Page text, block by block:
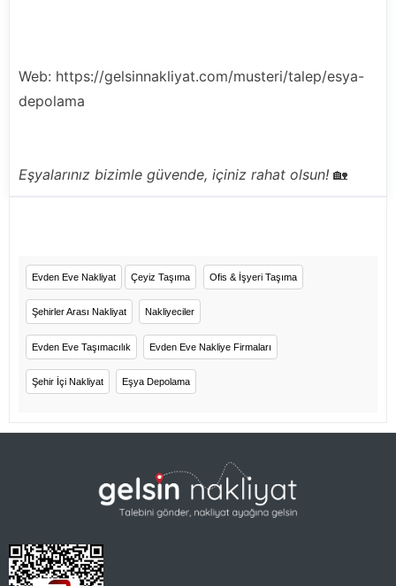
Web: https://gelsinnakliyat.com/musteri/talep/esya-
depolama
Eşyalarınız bizimle güvende, içiniz rahat olsun! 🏡
Evden Eve Nakliyat Çeyiz Taşıma Ofis & İşyeri Taşıma
Şehirler Arası Nakliyat Nakliyeciler
Evden Eve Taşımacılık Evden Eve Nakliye Firmaları
Şehir İçi Nakliyat Eşya Depolama